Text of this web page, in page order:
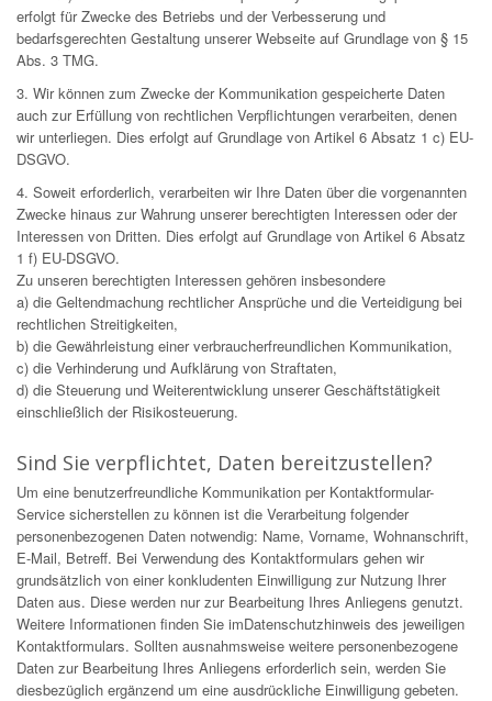
erfolgt für Zwecke des Betriebs und der Verbesserung und
bedarfsgerechten Gestaltung unserer Webseite auf Grundlage von § 15
Abs. 3 TMG.
3. Wir können zum Zwecke der Kommunikation gespeicherte Daten
auch zur Erfüllung von rechtlichen Verpflichtungen verarbeiten, denen
wir unterliegen. Dies erfolgt auf Grundlage von Artikel 6 Absatz 1 c) EU-
DSGVO.
4. Soweit erforderlich, verarbeiten wir Ihre Daten über die vorgenannten
Zwecke hinaus zur Wahrung unserer berechtigten Interessen oder der
Interessen von Dritten. Dies erfolgt auf Grundlage von Artikel 6 Absatz
1 f) EU-DSGVO.
Zu unseren berechtigten Interessen gehören insbesondere
a) die Geltendmachung rechtlicher Ansprüche und die Verteidigung bei
rechtlichen Streitigkeiten,
b) die Gewährleistung einer verbraucherfreundlichen Kommunikation,
c) die Verhinderung und Aufklärung von Straftaten,
d) die Steuerung und Weiterentwicklung unserer Geschäftstätigkeit
einschließlich der Risikosteuerung.
Sind Sie verpflichtet, Daten bereitzustellen?
Um eine benutzerfreundliche Kommunikation per Kontaktformular-
Service sicherstellen zu können ist die Verarbeitung folgender
personenbezogenen Daten notwendig: Name, Vorname, Wohnanschrift,
E-Mail, Betreff. Bei Verwendung des Kontaktformulars gehen wir
grundsätzlich von einer konkludenten Einwilligung zur Nutzung Ihrer
Daten aus. Diese werden nur zur Bearbeitung Ihres Anliegens genutzt.
Weitere Informationen finden Sie imDatenschutzhinweis des jeweiligen
Kontaktformulars. Sollten ausnahmsweise weitere personenbezogene
Daten zur Bearbeitung Ihres Anliegens erforderlich sein, werden Sie
diesbezüglich ergänzend um eine ausdrückliche Einwilligung gebeten.